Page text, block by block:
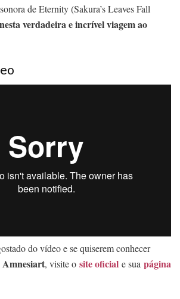
de Eternity (Sakura’s Leaves Fall
verdadeira e incrível viagem ao
do vídeo e se quiserem conhecer
Amnesiart, visite o site oficial e sua página